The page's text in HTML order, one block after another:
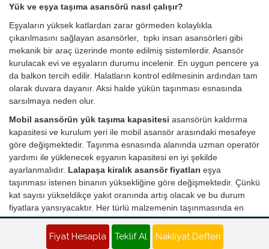
Yük ve eşya taşıma asansörü nasıl çalışır?
Eşyaların yüksek katlardan zarar görmeden kolaylıkla
çıkarılmasını sağlayan asansörler, tıpkı insan asansörleri gibi
mekanik bir araç üzerinde monte edilmiş sistemlerdir. Asansör
kurulacak evi ve eşyaların durumu incelenir. En uygun pencere ya
da balkon tercih edilir. Halatların kontrol edilmesinin ardından tam
olarak duvara dayanır. Aksi halde yükün taşınması esnasında
sarsılmaya neden olur.
Mobil asansörün yük taşıma kapasitesi asansörün kaldırma
kapasitesi ve kurulum yeri ile mobil asansör arasındaki mesafeye
göre değişmektedir. Taşınma esnasında alanında uzman operatör
yardımı ile yüklenecek eşyanın kapasitesi en iyi şekilde
ayarlanmalıdır. Lalapaşa kiralık asansör fiyatları eşya
taşınması istenen binanın yüksekliğine göre değişmektedir. Çünkü
kat sayısı yükseldikçe yakıt oranında artış olacak ve bu durum
fiyatlara yansıyacaktır. Her türlü malzemenin taşınmasında en
etkili ve pratik çözümü sunan asansör kiralama ile artık nakliye
süreci stressiz ve sorunsuz şekilde giderilmektedir.
Fiyat Hesapla Teklif Al Nakliyat Defteri